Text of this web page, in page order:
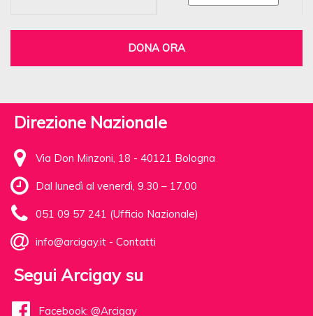
DONA ORA
Direzione Nazionale
Via Don Minzoni, 18 - 40121 Bologna
Dal lunedì al venerdì, 9.30 – 17.00
051 09 57 241 (Ufficio Nazionale)
info@arcigay.it - Contatti
Segui Arcigay su
Facebook: @Arcigay